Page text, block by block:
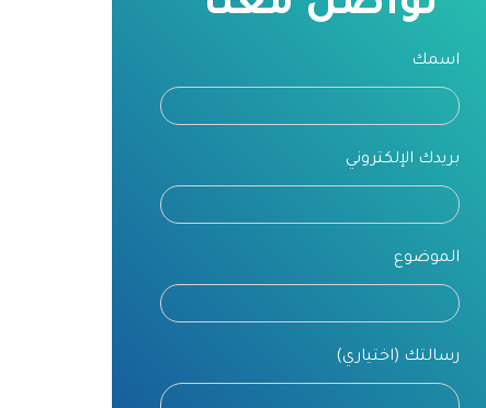
اسمك
بريدك الإلكتروني
الموضوع
رسالتك (اختياري)